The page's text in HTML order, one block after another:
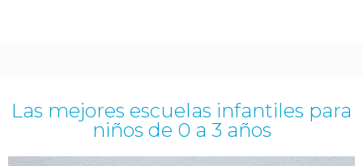
Las mejores escuelas infantiles para
niños de 0 a 3 años